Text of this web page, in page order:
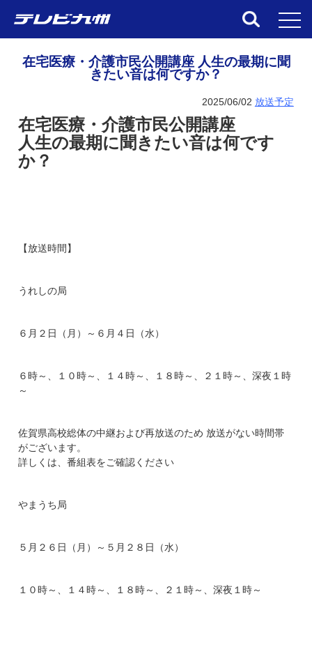
在宅医療・介護市民公開講座 人生の最期に聞
きたい音は何ですか？
2025/06/02 放送予定
在宅医療・介護市民公開講座
人生の最期に聞きたい音は何です
か？
【放送時間】
うれしの局
６月２日（月）～６月４日（水）
６時～、１０時～、１４時～、１８時～、２１時～、深夜１時
～
佐賀県高校総体の中継および再放送のため 放送がない時間帯
がございます。
詳しくは、番組表をご確認ください
やまうち局
５月２６日（月）～５月２８日（水）
１０時～、１４時～、１８時～、２１時～、深夜１時～